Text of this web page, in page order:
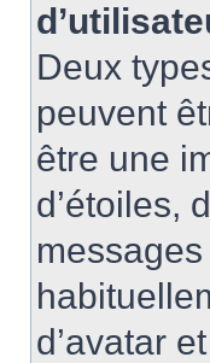
Deux
peuvent
être une
d’étoiles,
d’avatar